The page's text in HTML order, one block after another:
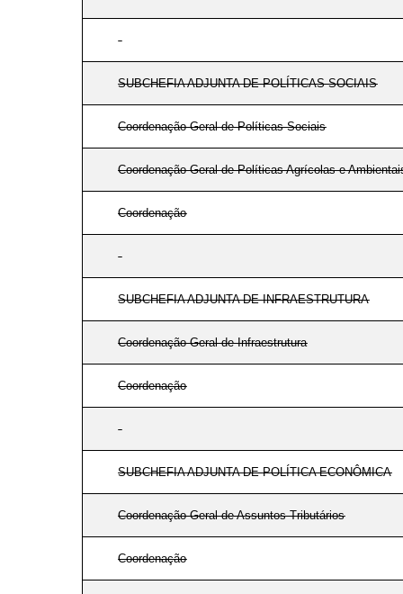
SUBCHEFIA ADJUNTA DE POLÍTICAS SOCIAIS
Coordenação-Geral de Políticas Sociais
Coordenação-Geral de Políticas Agrícolas e
Coordenação
SUBCHEFIA ADJUNTA DE INFRAESTRUTURA
Coordenação-Geral de Infraestrutura
Coordenação
SUBCHEFIA ADJUNTA DE POLÍTICA ECONÔMICA
Coordenação-Geral de Assuntos Tributários
Coordenação